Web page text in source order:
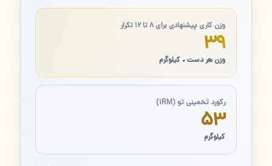
وزن کاری پیشنهادی برای ۸ تا ۱۲ تکرار
۳۹
وزن هر دست • کیلوگرم
رکورد تخمینی تو (۱RM)
۵۳
کیلوگرم